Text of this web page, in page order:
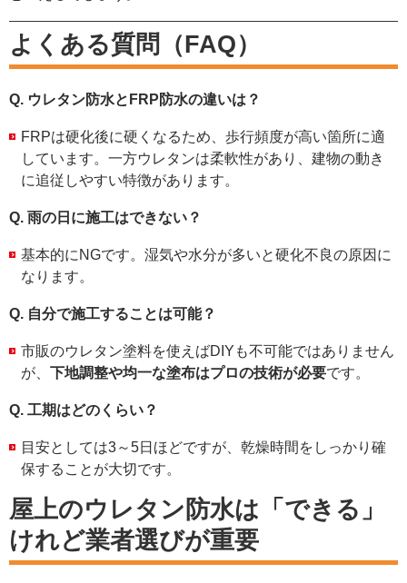
よくある質問（FAQ）
Q. ウレタン防水とFRP防水の違いは？
FRPは硬化後に硬くなるため、歩行頻度が高い箇所に適
しています。一方ウレタンは柔軟性があり、建物の動き
に追従しやすい特徴があります。
Q. 雨の日に施工はできない？
基本的にNGです。湿気や水分が多いと硬化不良の原因に
なります。
Q. 自分で施工することは可能？
市販のウレタン塗料を使えばDIYも不可能ではありません
が、 下地調整や均一な塗布はプロの技術が必要です。
Q. 工期はどのくらい？
目安としては3～5日ほどですが、乾燥時間をしっかり確
保することが大切です。
屋上のウレタン防水は「できる」
けれど業者選びが重要